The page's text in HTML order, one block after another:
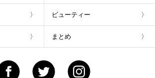
ビューティー
まとめ